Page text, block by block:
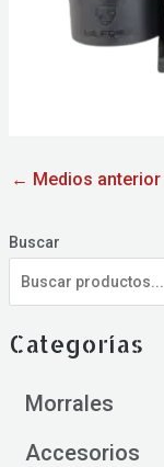
Buscar
Categorías
Morrales
Accesorios
← Medios anterior